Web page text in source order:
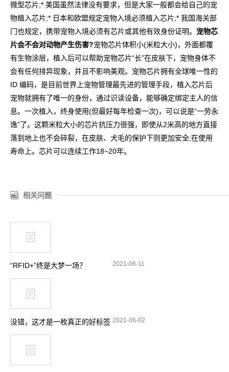
微型芯片;* 美国虽然法律没有要求，但是大家一般都会给自己的宠
物植入芯片;* 日本和欧盟规定宠物入境必须植入芯片;* 我国海关部
门也规定，携带宠物入境必须有芯片或其他有效身份证明。 宠物芯
片会不会对动物产生伤害?宠物芯片体积小(米粒大小)，外面都覆
有生物涂层，植入后可以帮助宠物芯片“长”在皮肤下，宠物身体不
会有任何排异现象，并且不影响美观。宠物芯片拥有全球唯一性的
ID 编码，是目前世界上宠物管理最先进的管理手段，植入芯片后
宠物就拥有了唯一的身份，通过识读设备，能够确定绑定主人的信
息。一次植入，终身使用(但最好每年检查一次)，可以说是“一劳永
逸”了。这颗米粒大小的芯片抗压力很强，即使从2米高的地方直接
落到地上也不会碎裂，在皮肤、犬毛的保护下则更加安全;在使用
寿命上。芯片可以连续工作18~20年。
相关问题
“RFID+”终是大梦一场？ 2021-06-11
没错，这才是一枚真正的好标签 2021-06-02